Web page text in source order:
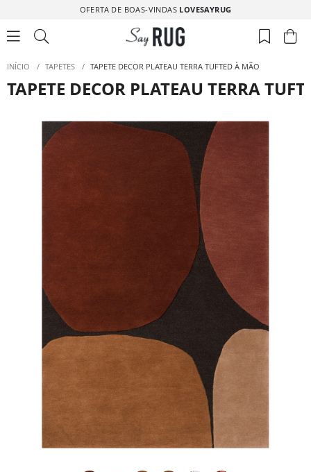
OFERTA DE BOAS-VINDAS LOVESAYRUG
INÍCIO / TAPETES / TAPETE DECOR PLATEAU TERRA TUFTED À MÃO
TAPETE DECOR PLATEAU TERRA